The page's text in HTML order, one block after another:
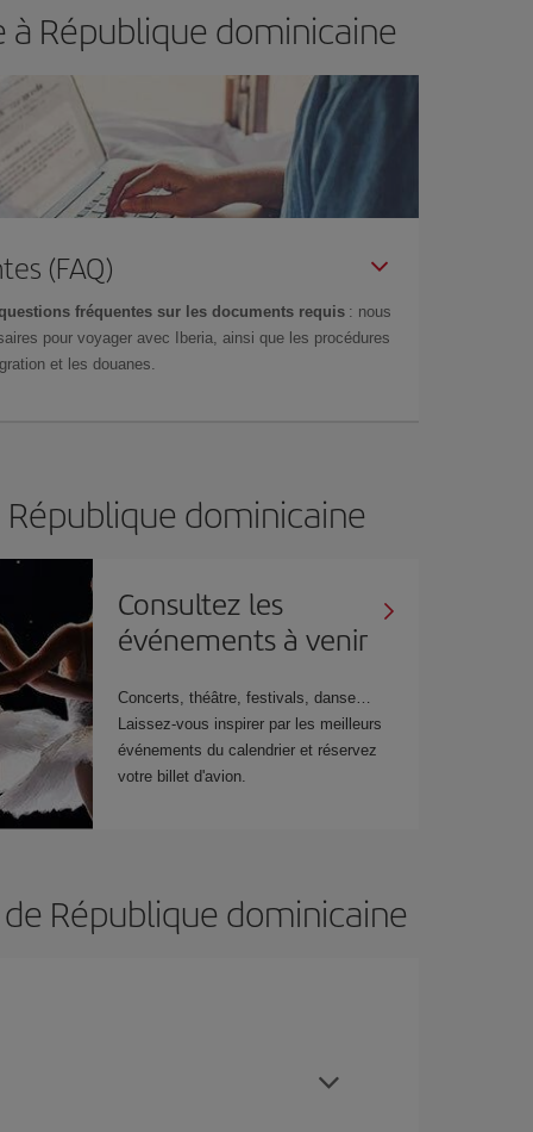
République dominicaine
(FAQ)
fréquentes sur les documents requis : nous
pour voyager avec Iberia, ainsi que les procédures
et les douanes.
dominicaine
Consultez les
événements à venir
Concerts, théâtre, festivals, danse…
Laissez-vous inspirer par les meilleurs
événements du calendrier et réservez
votre billet d'avion.
République dominicaine